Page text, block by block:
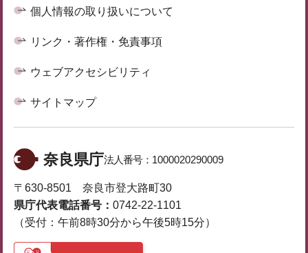
個人情報の取り扱いについて
リンク・著作権・免責事項
ウェブアクセシビリティ
サイトマップ
奈良県庁法人番号： 1000020290009
〒630-8501 奈良市登大路町30
県庁代表電話番号： 0742-22-1101
（受付：午前8時30分から午後5時15分）